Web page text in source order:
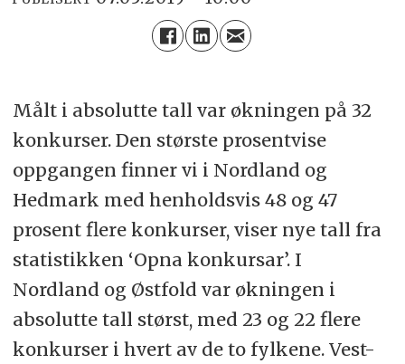
Målt i absolutte tall var økningen på 32
konkurser. Den største prosentvise
oppgangen finner vi i Nordland og
Hedmark med henholdsvis 48 og 47
prosent flere konkurser, viser nye tall fra
statistikken ‘Opna konkursar’. I
Nordland og Østfold var økningen i
absolutte tall størst, med 23 og 22 flere
konkurser i hvert av de to fylkene. Vest-